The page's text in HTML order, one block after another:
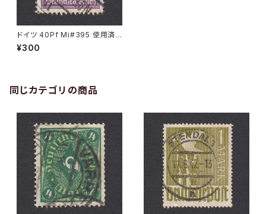
ドイツ 40Pf Mi#395 使用済
み切手｜BERLIN 14.3.1927
¥300
同じカテゴリの商品